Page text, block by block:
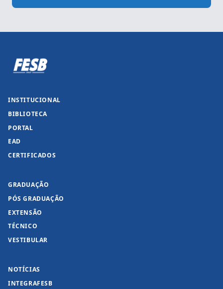
INSTITUCIONAL
BIBLIOTECA
PORTAL
EAD
CERTIFICADOS
GRADUAÇÃO
PÓS GRADUAÇÃO
EXTENSÃO
TÉCNICO
VESTIBULAR
NOTÍCIAS
INTEGRAFESB